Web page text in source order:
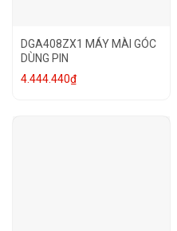
DGA408ZX1 MÁY MÀI GÓC
DÙNG PIN
4.444.440₫